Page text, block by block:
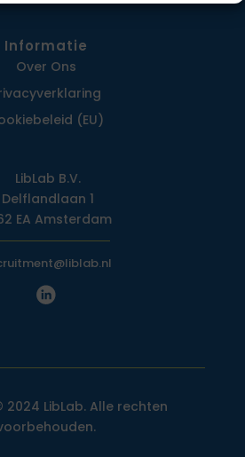
Informatie
Over Ons
(EU)
LibLab B.V.
Delflandlaan 1
EA Amsterdam
LibLab. Alle rechten